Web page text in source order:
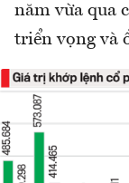
năm vừa qua
triển vọng và